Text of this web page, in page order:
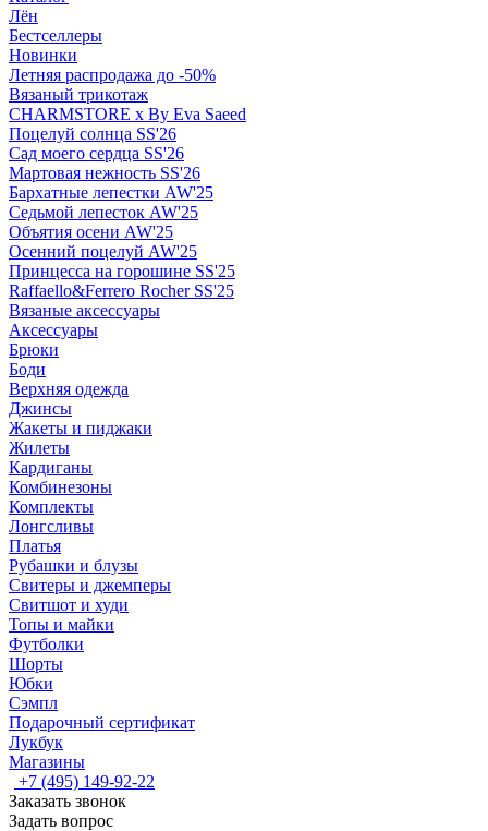
Лён
Бестселлеры
Новинки
Летняя распродажа до -50%
Вязаный трикотаж
CHARMSTORE х By Eva Saeed
Поцелуй солнца SS'26
Сад моего сердца SS'26
Мартовая нежность SS'26
Бархатные лепестки AW'25
Седьмой лепесток AW'25
Объятия осени AW'25
Осенний поцелуй AW'25
Принцесса на горошине SS'25
Raffaello&Ferrero Rocher SS'25
Вязаные аксессуары
Аксессуары
Брюки
Боди
Верхняя одежда
Джинсы
Жакеты и пиджаки
Жилеты
Кардиганы
Комбинезоны
Комплекты
Лонгсливы
Платья
Рубашки и блузы
Свитеры и джемперы
Свитшот и худи
Топы и майки
Футболки
Шорты
Юбки
Сэмпл
Подарочный сертификат
Лукбук
Магазины
+7 (495) 149-92-22
Заказать звонок
Задать вопрос